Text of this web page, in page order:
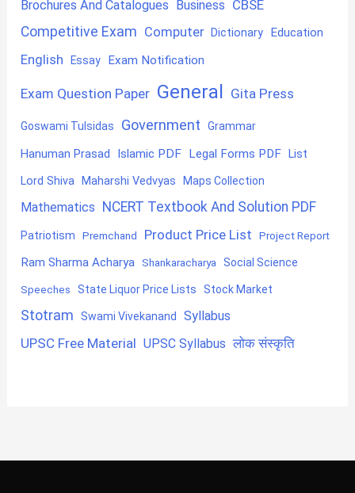
Brochures And Catalogues Business CBSE
Competitive Exam Computer Dictionary Education
English Essay Exam Notification
Exam Question Paper General Gita Press
Goswami Tulsidas Government Grammar
Hanuman Prasad Islamic PDF Legal Forms PDF List
Lord Shiva Maharshi Vedvyas Maps Collection
Mathematics NCERT Textbook And Solution PDF
Patriotism Premchand Product Price List Project Report
Ram Sharma Acharya Shankaracharya Social Science
Speeches State Liquor Price Lists Stock Market
Stotram Swami Vivekanand Syllabus
UPSC Free Material UPSC Syllabus लोक संस्कृति